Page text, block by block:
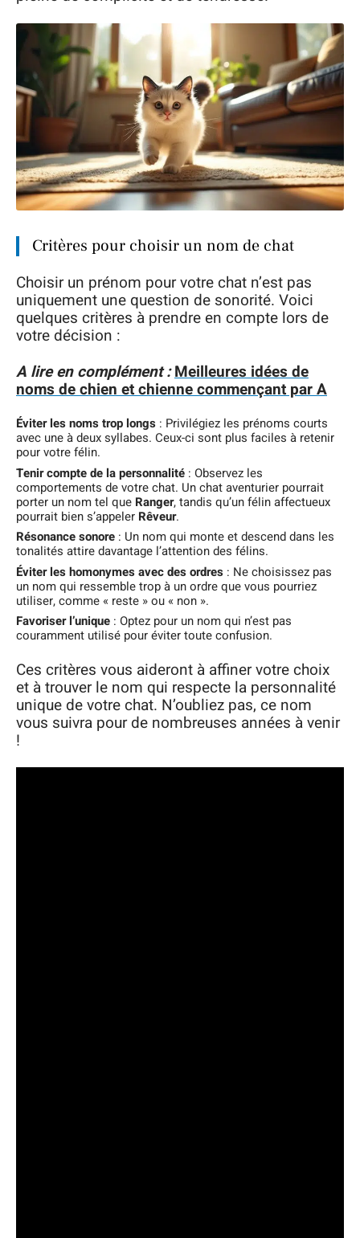
Critères pour choisir un nom de chat
Choisir un prénom pour votre chat n’est pas
uniquement une question de sonorité. Voici
quelques critères à prendre en compte lors de
votre décision :
A lire en complément :Meilleures idées de
noms de chien et chienne commençant par A
Éviter les noms trop longs : Privilégiez les prénoms courts
avec une à deux syllabes. Ceux-ci sont plus faciles à retenir
pour votre félin.
Tenir compte de la personnalité : Observez les
comportements de votre chat. Un chat aventurier pourrait
porter un nom tel que Ranger, tandis qu’un félin affectueux
pourrait bien s’appeler Rêveur.
Résonance sonore : Un nom qui monte et descend dans les
tonalités attire davantage l’attention des félins.
Éviter les homonymes avec des ordres : Ne choisissez pas
un nom qui ressemble trop à un ordre que vous pourriez
utiliser, comme « reste » ou « non ».
Favoriser l’unique : Optez pour un nom qui n’est pas
couramment utilisé pour éviter toute confusion.
Ces critères vous aideront à affiner votre choix
et à trouver le nom qui respecte la personnalité
unique de votre chat. N’oubliez pas, ce nom
vous suivra pour de nombreuses années à venir
!